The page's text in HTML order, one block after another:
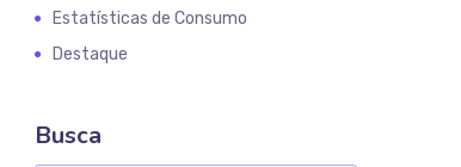
Estatísticas de Consumo
Destaque
Busca